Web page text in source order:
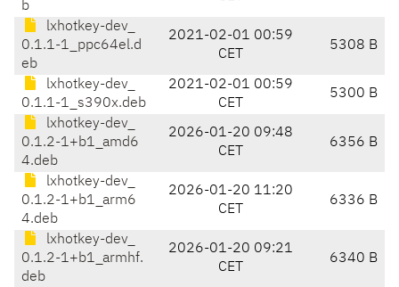
b
lxhotkey-dev_
0.1.1-1_ppc64el.d
eb
2021-02-01 00:59
CET
5308 B
lxhotkey-dev_
0.1.1-1_s390x.deb
2021-02-01 00:59
CET
5300 B
lxhotkey-dev_
0.1.2-1+b1_amd6
4.deb
2026-01-20 09:48
CET
6356 B
lxhotkey-dev_
0.1.2-1+b1_arm6
4.deb
2026-01-20 11:20
CET
6336 B
lxhotkey-dev_
0.1.2-1+b1_armhf.
deb
2026-01-20 09:21
CET
6340 B